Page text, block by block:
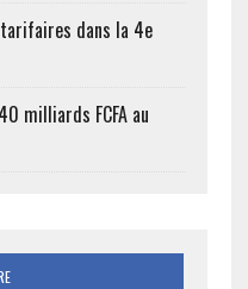
tarifaires dans la 4e
milliards FCFA au